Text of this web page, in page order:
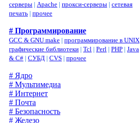
серверы | Apache | прокси-серверы | сетевая
печать | прочее
# Программирование
GCC & GNU make | программирование в UNIX
графические библиотеки | Tcl | Perl | PHP | Java
& C# | СУБД | CVS | прочее
# Ядро
# Мультимедиа
# Интернет
# Почта
# Безопасность
# Железо